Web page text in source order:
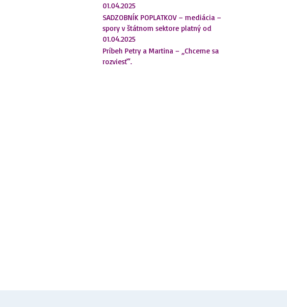
01.04.2025
SADZOBNÍK POPLATKOV – mediácia –
spory v štátnom sektore platný od
01.04.2025
Príbeh Petry a Martina – „Chceme sa
rozviesť“.